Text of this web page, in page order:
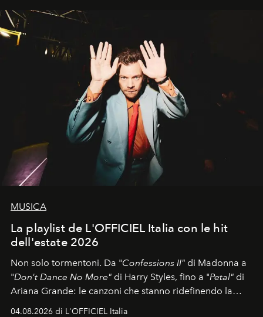
MUSICA
La playlist de L'OFFICIEL Italia con le hit
dell'estate 2026
Non solo tormentoni. Da "Confessions II" di Madonna a
"Don't Dance No More" di Harry Styles, fino a "Petal" di
Ariana Grande: le canzoni che stanno ridefinendo la
04.08.2026 di L'OFFICIEL Italia